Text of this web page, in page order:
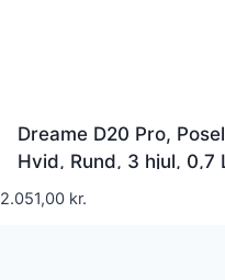
Dreame D20 Pro,
Hvid, Rund, 3 hjul, 0,7
Opladning
2.051,00 kr.